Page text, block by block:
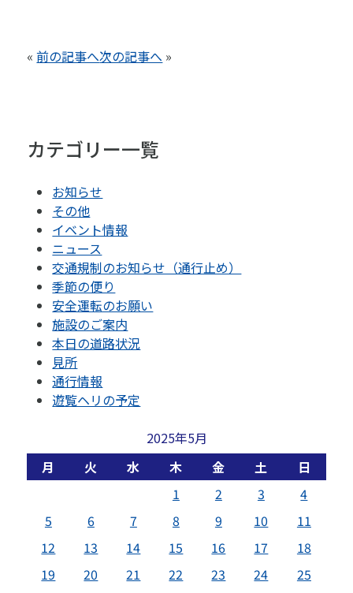
«前の記事へ次の記事へ »
カテゴリー一覧
お知らせ
その他
イベント情報
ニュース
交通規制のお知らせ（通行止め）
季節の便り
安全運転のお願い
施設のご案内
本日の道路状況
見所
通行情報
遊覧ヘリの予定
2025年5月
月
火 水 木 金 土
日
1
2 3
4
5
6 7 8 9 10
11
12
13 14 15 16 17
18
19
20 21 22 23 24
25